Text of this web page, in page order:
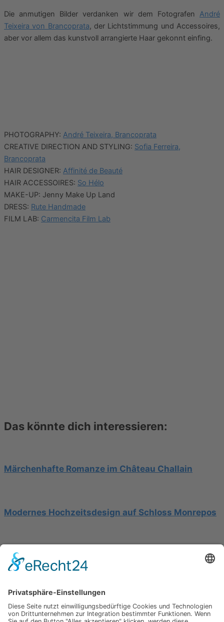
Die anmutigen Bilder verdanken wir dem Fotografen André
Teixeira von Brancoprata, der Lichtstimmung und Accessoires,
aber vor allem das kunstvoll arrangierte Haar gekonnt einfing.
PHOTOGRAPHY: André Teixeira, Brancoprata
CREATIVE DIRECTION AND STYLING: Sofia Ferreira,
Brancoprata
HAIR DESIGNER: Affinité de Beauté
HAIR ACCESSOIRES: So Hélo
MAKE-UP: Jenny Make Up Land
DRESS: Rute Handmade
FILM LAB: Carmencita Film Lab
Das könnte dich interessieren:
Märchenhafte Romanze im Château Challain
Modernes Hochzeitsdesign auf Schloss Monrepos
Hochzeit am Gardasee auf einer Segelyacht
Impressum
Werbung